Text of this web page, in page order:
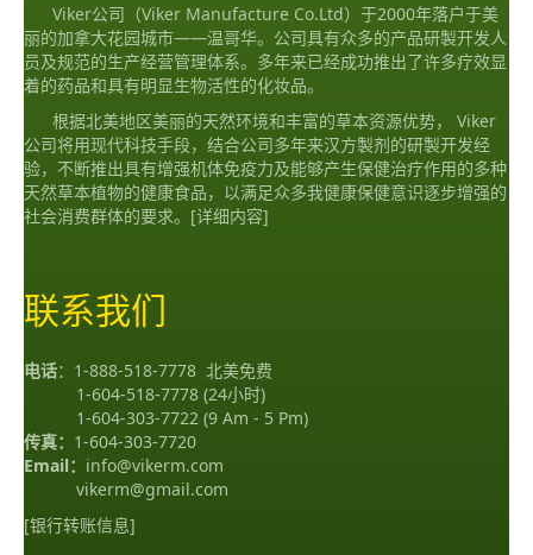
Viker公司（Viker Manufacture Co.Ltd）于2000年落户于美
丽的加拿大花园城市——温哥华。公司具有众多的产品研製开发人
员及规范的生产经营管理体系。多年来已经成功推出了许多疗效显
着的药品和具有明显生物活性的化妆品。
根据北美地区美丽的天然环境和丰富的草本资源优势， Viker
公司将用现代科技手段，结合公司多年来汉方製剂的研製开发经
验，不断推出具有增强机体免疫力及能够产生保健治疗作用的多种
天然草本植物的健康食品，以满足众多我健康保健意识逐步增强的
社会消费群体的要求。 [详细内容]
联系我们
电话： 1-888-518-7778 北美免费
1-604-518-7778 (24小时)
1-604-303-7722 (9 Am - 5 Pm)
传真： 1-604-303-7720
Email： info@vikerm.com
vikerm@gmail.com
[银行转账信息]